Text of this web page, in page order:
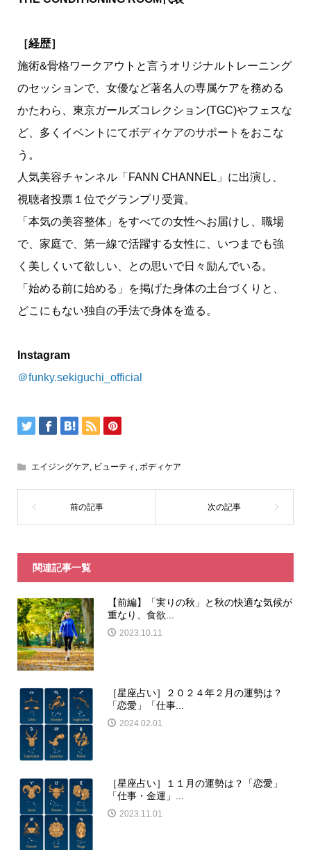
［経歴］
施術&骨格ワークアウトと言うオリジナルトレーニング
のセッションで、女優など著名人の専属ケアを務める
かたわら、東京ガールズコレクション(TGC)やフェスな
ど、多くイベントにてボディケアのサポートをおこな
う。
人気美容チャンネル「FANN CHANNEL」に出演し、
視聴者投票１位でグランプリ受賞。
「本気の美容整体」をすべての女性へお届けし、職場
で、家庭で、第一線で活躍する女性に、いつまでも強
く美しくいて欲しい、との思いで日々励んでいる。
「始める前に始める」を掲げた身体の土台づくりと、
どこにもない独自の手法で身体を造る。
Instagram
＠funky.sekiguchi_official
エイジングケア ビューティ ボディケア
関連記事一覧
【前編】「実りの秋」と秋の快適な気候が
重なり、食欲...
2023.10.11
［星座占い］２０２４年２月の運勢は？
「恋愛」「仕事...
2024.02.01
［星座占い］１１月の運勢は？「恋愛」
「仕事・金運」...
2023.11.01